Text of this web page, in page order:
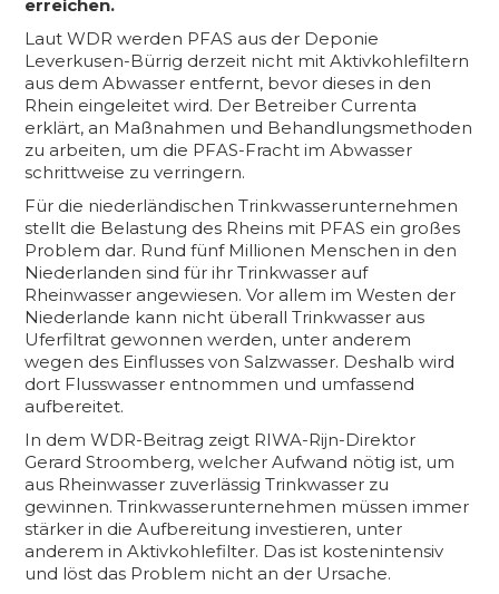
erreichen.
Laut WDR werden PFAS aus der Deponie
Leverkusen-Bürrig derzeit nicht mit Aktivkohlefiltern
aus dem Abwasser entfernt, bevor dieses in den
Rhein eingeleitet wird. Der Betreiber Currenta
erklärt, an Maßnahmen und Behandlungsmethoden
zu arbeiten, um die PFAS-Fracht im Abwasser
schrittweise zu verringern.
Für die niederländischen Trinkwasserunternehmen
stellt die Belastung des Rheins mit PFAS ein großes
Problem dar. Rund fünf Millionen Menschen in den
Niederlanden sind für ihr Trinkwasser auf
Rheinwasser angewiesen. Vor allem im Westen der
Niederlande kann nicht überall Trinkwasser aus
Uferfiltrat gewonnen werden, unter anderem
wegen des Einflusses von Salzwasser. Deshalb wird
dort Flusswasser entnommen und umfassend
aufbereitet.
In dem WDR-Beitrag zeigt RIWA-Rijn-Direktor
Gerard Stroomberg, welcher Aufwand nötig ist, um
aus Rheinwasser zuverlässig Trinkwasser zu
gewinnen. Trinkwasserunternehmen müssen immer
stärker in die Aufbereitung investieren, unter
anderem in Aktivkohlefilter. Das ist kostenintensiv
und löst das Problem nicht an der Ursache.